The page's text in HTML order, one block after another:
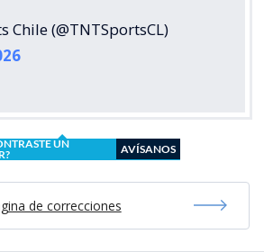
Chile (@TNTSportsCL)
UN
AVÍSANOS
de correcciones